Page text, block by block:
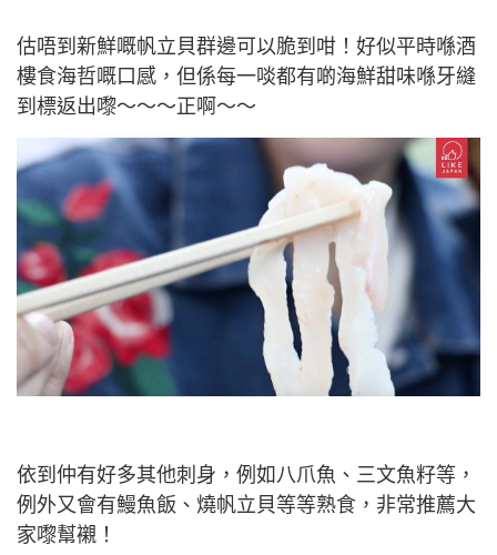
估唔到新鮮嘅帆立貝群邊可以脆到咁！好似平時喺酒
樓食海哲嘅口感，但係每一啖都有啲海鮮甜味喺牙縫
到標返出嚟～～～正啊～～
依到仲有好多其他刺身，例如八爪魚、三文魚籽等，
例外又會有鰻魚飯、燒帆立貝等等熟食，非常推薦大
家嚟幫襯！